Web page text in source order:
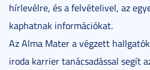
hírlevélre, és a felvételivel, az
kaphatnak információkat.
Az Alma Mater a végzett
iroda karrier tanácsadással segít